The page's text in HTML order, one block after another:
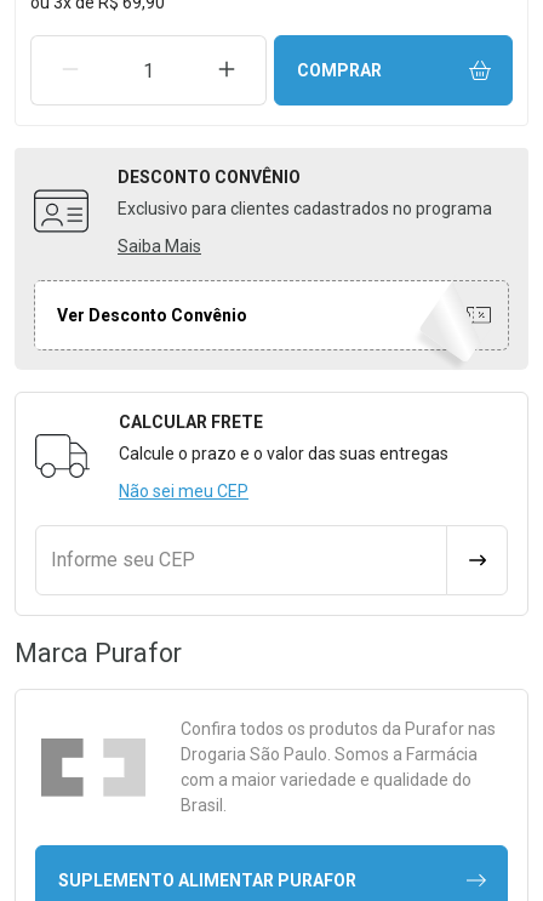
REMOVER UMA UNIDADEAUMENTAR UMA UNIDADE
COMPRAR
DESCONTO CONVÊNIO
Exclusivo para clientes cadastrados no programa
Saiba Mais
Ver Desconto Convênio
Formulário para Calcular o Frete
CALCULAR FRETE
Calcule o prazo e o valor das suas entregas
Não sei meu CEP
Informe seu CEP
Marca Purafor
Confira todos os produtos da Purafornas
Drogaria São Paulo. Somos a Farmácia
com a maior variedade e qualidade do
Brasil.
SUPLEMENTO ALIMENTAR PURAFOR